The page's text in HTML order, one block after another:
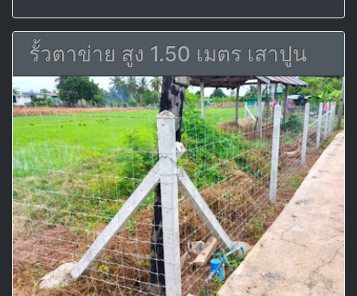
รั้วตาข่าย สูง 1.50 เมตร เสาปูน